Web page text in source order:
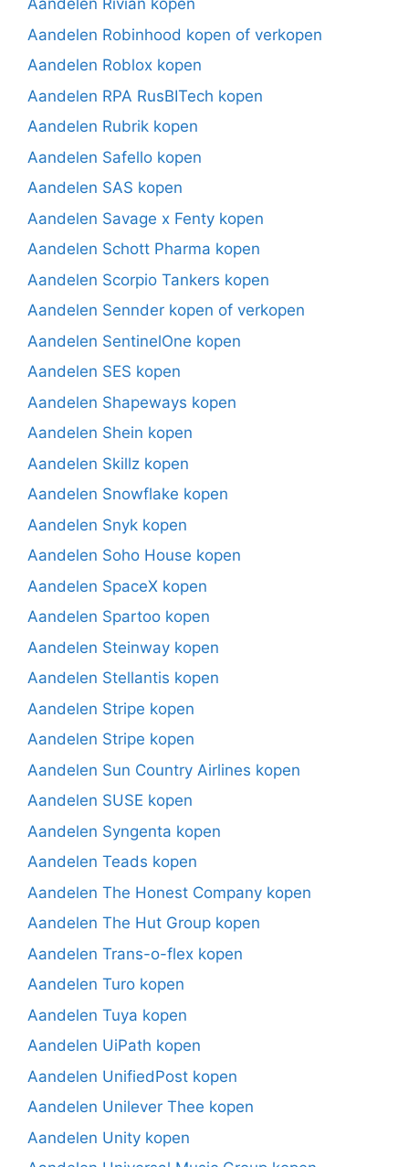
Aandelen Rivian kopen
Aandelen Robinhood kopen of verkopen
Aandelen Roblox kopen
Aandelen RPA RusBITech kopen
Aandelen Rubrik kopen
Aandelen Safello kopen
Aandelen SAS kopen
Aandelen Savage x Fenty kopen
Aandelen Schott Pharma kopen
Aandelen Scorpio Tankers kopen
Aandelen Sennder kopen of verkopen
Aandelen SentinelOne kopen
Aandelen SES kopen
Aandelen Shapeways kopen
Aandelen Shein kopen
Aandelen Skillz kopen
Aandelen Snowflake kopen
Aandelen Snyk kopen
Aandelen Soho House kopen
Aandelen SpaceX kopen
Aandelen Spartoo kopen
Aandelen Steinway kopen
Aandelen Stellantis kopen
Aandelen Stripe kopen
Aandelen Stripe kopen
Aandelen Sun Country Airlines kopen
Aandelen SUSE kopen
Aandelen Syngenta kopen
Aandelen Teads kopen
Aandelen The Honest Company kopen
Aandelen The Hut Group kopen
Aandelen Trans-o-flex kopen
Aandelen Turo kopen
Aandelen Tuya kopen
Aandelen UiPath kopen
Aandelen UnifiedPost kopen
Aandelen Unilever Thee kopen
Aandelen Unity kopen